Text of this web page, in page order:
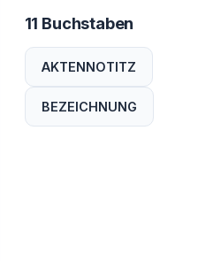
11 Buchstaben
AKTENNOTITZ
BEZEICHNUNG